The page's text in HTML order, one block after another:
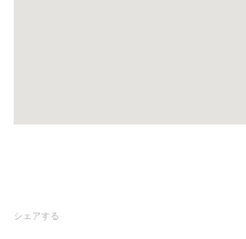
シェアする